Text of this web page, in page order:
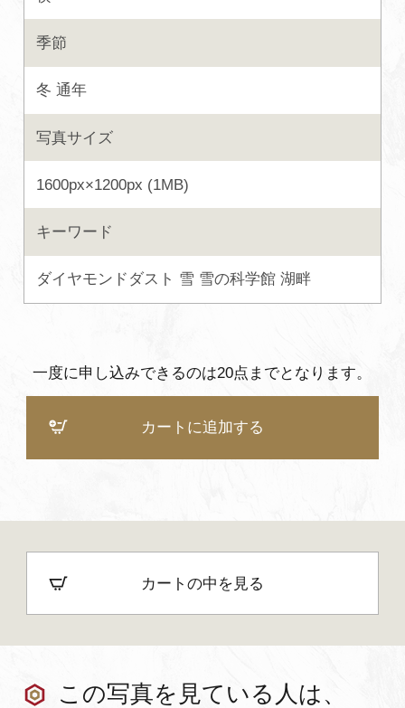
よくあるご質問・お問い合わせ
プライバシーポリシー
季節
冬 通年
写真サイズ
1600px×1200px (1MB)
キーワード
ダイヤモンドダスト 雪 雪の科学館 湖畔
一度に申し込みできるのは20点までとなります。
カートに追加する
カートの中を見る
この写真を見ている人は、